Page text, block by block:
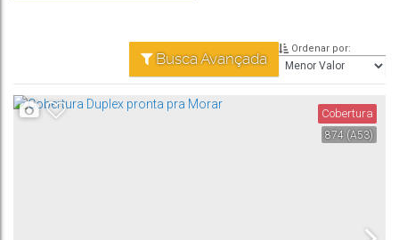
Busca Avançada
Ordenar por:
874 (A53)
Cobertura